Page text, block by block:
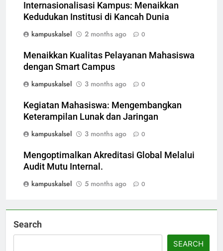
Internasionalisasi Kampus: Menaikkan
Kedudukan Institusi di Kancah Dunia
kampuskalsel
2 months ago 0
Menaikkan Kualitas Pelayanan Mahasiswa
dengan Smart Campus
kampuskalsel
3 months ago 0
Kegiatan Mahasiswa: Mengembangkan
Keterampilan Lunak dan Jaringan
kampuskalsel
3 months ago 0
Mengoptimalkan Akreditasi Global Melalui
Audit Mutu Internal.
kampuskalsel
5 months ago 0
Search
SEARCH